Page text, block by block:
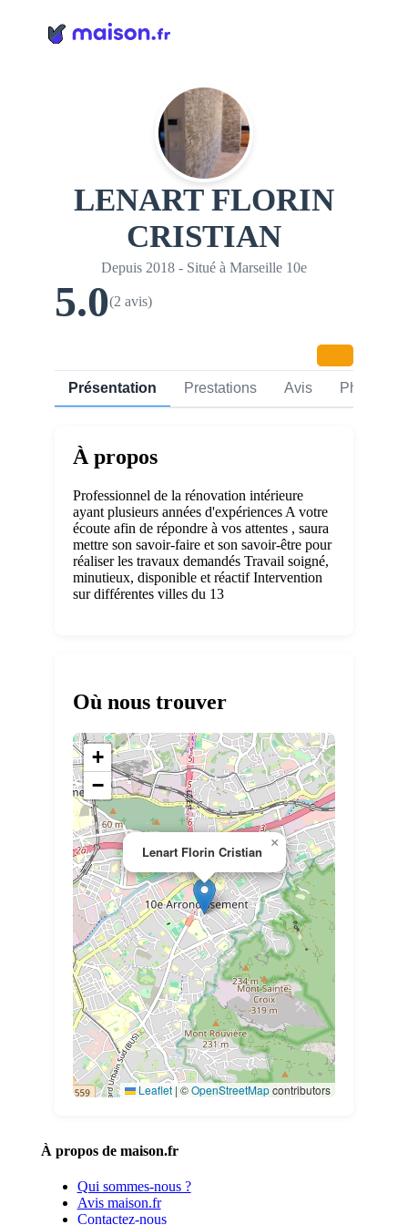
LENART FLORIN
CRISTIAN
Depuis 2018 - Situé à Marseille 10e
5.0(2 avis)
Présentation Prestations Avis Photos
À propos
Professionnel de la rénovation intérieure
ayant plusieurs années d'expériences A votre
écoute afin de répondre à vos attentes , saura
mettre son savoir-faire et son savoir-être pour
réaliser les travaux demandés Travail soigné,
minutieux, disponible et réactif Intervention
sur différentes villes du 13
Où nous trouver
Lenart Florin Cristian
×
+
−
Leaflet | ©OpenStreetMapcontributors
À propos de maison.fr
Qui sommes-nous ?
Avis maison.fr
Contactez-nous